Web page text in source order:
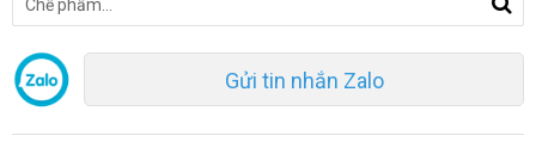
Gửi tin nhắn Zalo